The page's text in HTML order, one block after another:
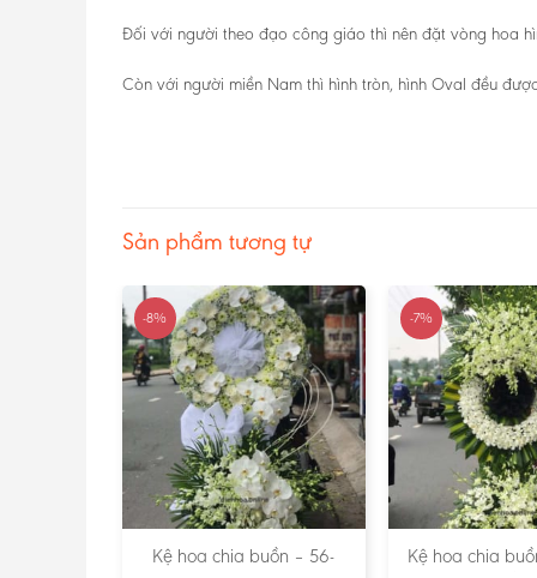
Đối với người theo đạo công giáo thì nên đặt vòng hoa
Còn với người miền Nam thì hình tròn, hình Oval đều
Sản phẩm tương tự
-8%
Kệ hoa chia buồn – 56-
-7%
Kệ hoa chia